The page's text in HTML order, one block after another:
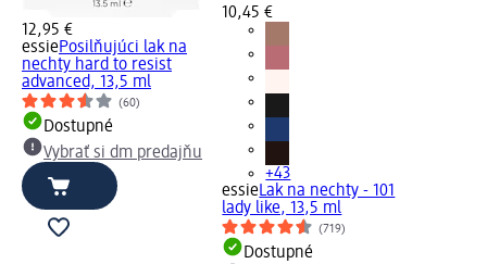
12,95 €
essiePosilňujúci lak na
nechty hard to resist
advanced, 13,5 ml
(60)
Dostupné
Vybrať si dm predajňu
10,45 €
+43
essieLak na nechty - 101
lady like, 13,5 ml
(719)
Dostupné